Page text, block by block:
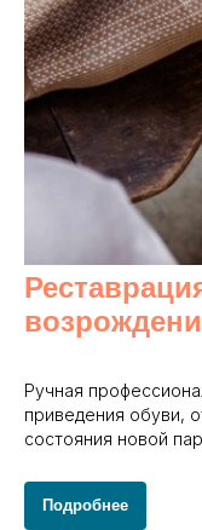
Ручная
приведения обуви,
состояния новой
Подробнее